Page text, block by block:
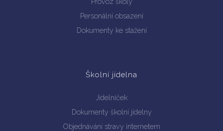
Personální obsazení
Dokumenty ke stažení
Školní jídelna
Jídelníček
Dokumenty školní jídelny
Objednávání stravy internetem